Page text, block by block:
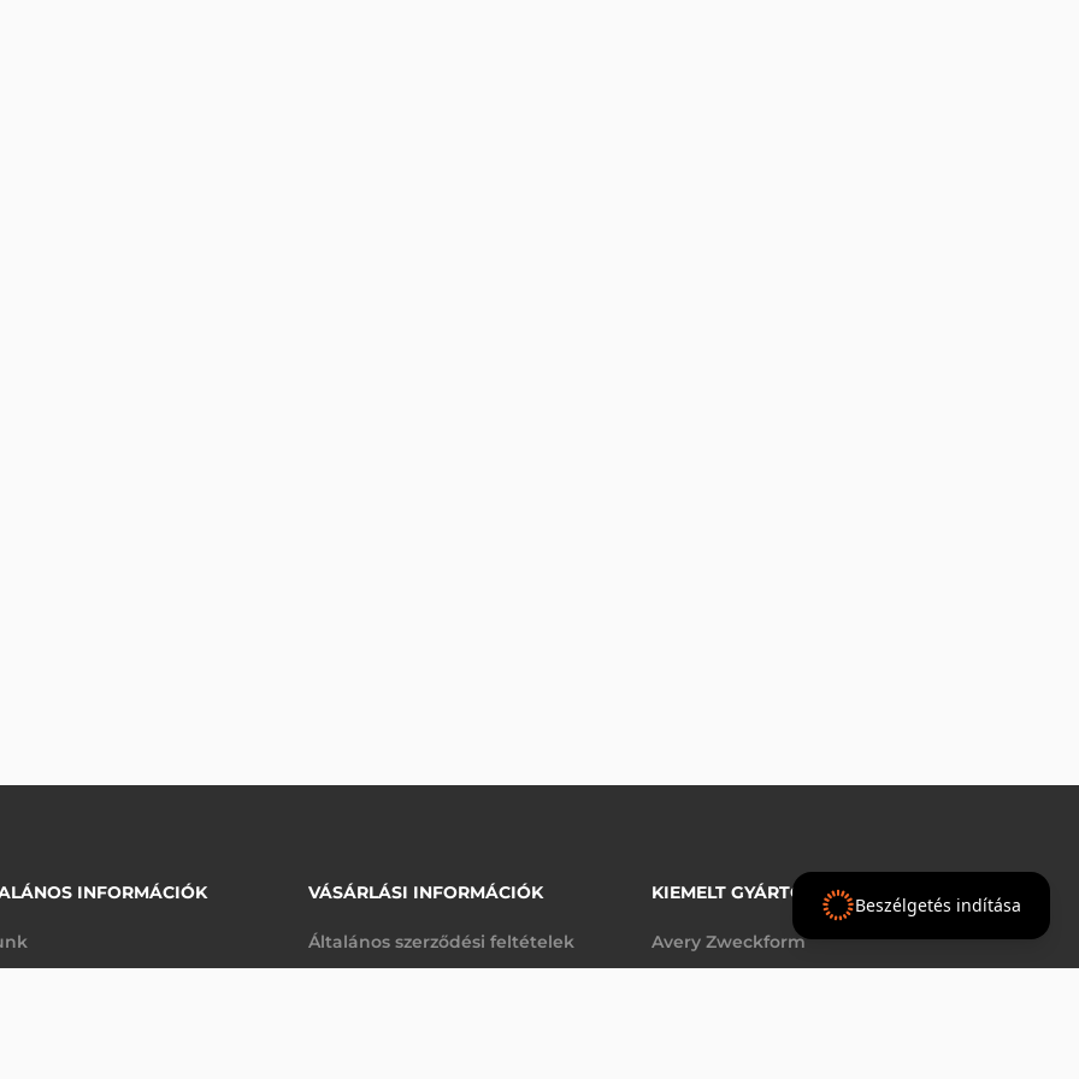
INFORMÁCIÓK VÁSÁRLÁSI INFORMÁCIÓK
Általános szerződési feltételek
KIEMELT GYÁRTÓINK
Avery Zweckform
Beszélgetés indítása